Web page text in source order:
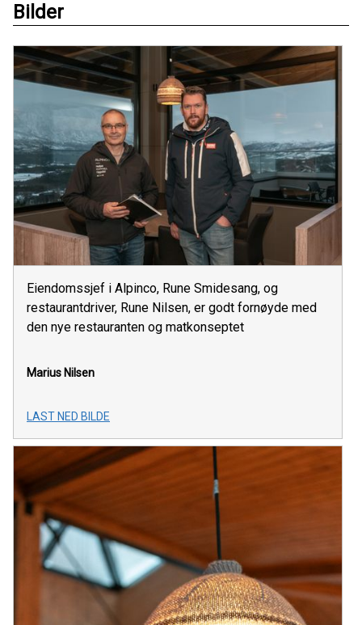
Bilder
Eiendomssjef i Alpinco, Rune Smidesang, og
restaurantdriver, Rune Nilsen, er godt fornøyde med
den nye restauranten og matkonseptet
Marius Nilsen
LAST NED BILDE